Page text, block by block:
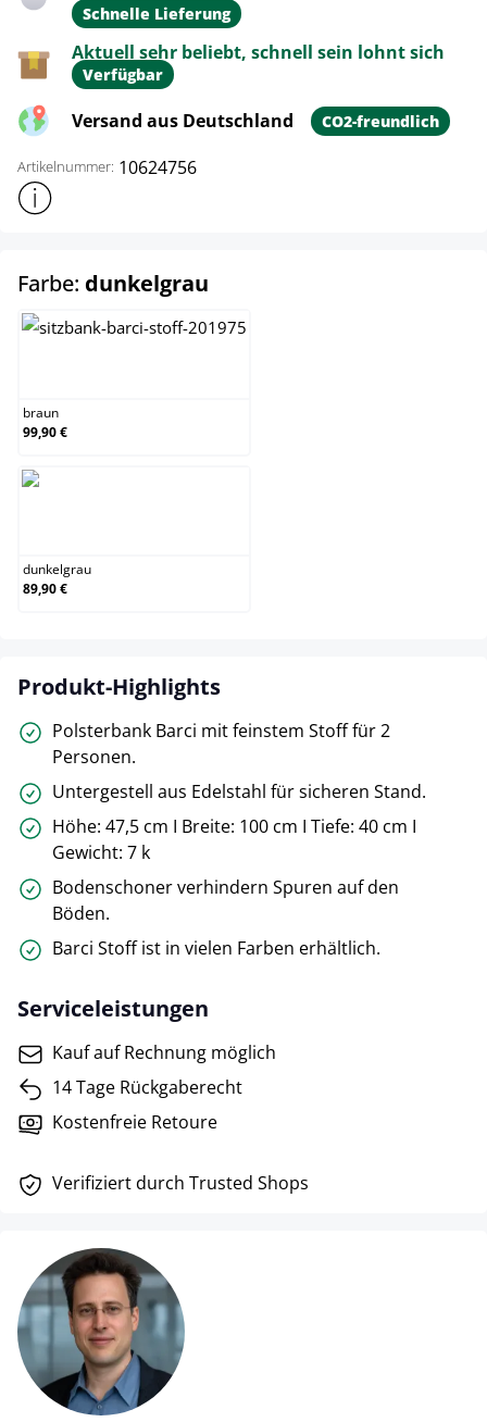
Schnelle Lieferung
Aktuell sehr beliebt, schnell sein lohnt sich
Verfügbar
Versand aus Deutschland CO2-freundlich
Artikelnummer: 10624756
Weitere Produktinformationen anzeigen
Farbe: dunkelgrau
braun
99,90 €
dunkelgrau
89,90 €
Produkt-Highlights
Polsterbank Barci mit feinstem Stoff für 2
Personen.
Untergestell aus Edelstahl für sicheren Stand.
Höhe: 47,5 cm I Breite: 100 cm I Tiefe: 40 cm I
Gewicht: 7 k
Bodenschoner verhindern Spuren auf den
Böden.
Barci Stoff ist in vielen Farben erhältlich.
Serviceleistungen
Kauf auf Rechnung möglich
14 Tage Rückgaberecht
Kostenfreie Retoure
Verifiziert durch Trusted Shops